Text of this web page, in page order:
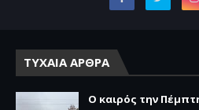
ΤΥΧΑΙΑ ΑΡΘΡΑ
Ο καιρός την